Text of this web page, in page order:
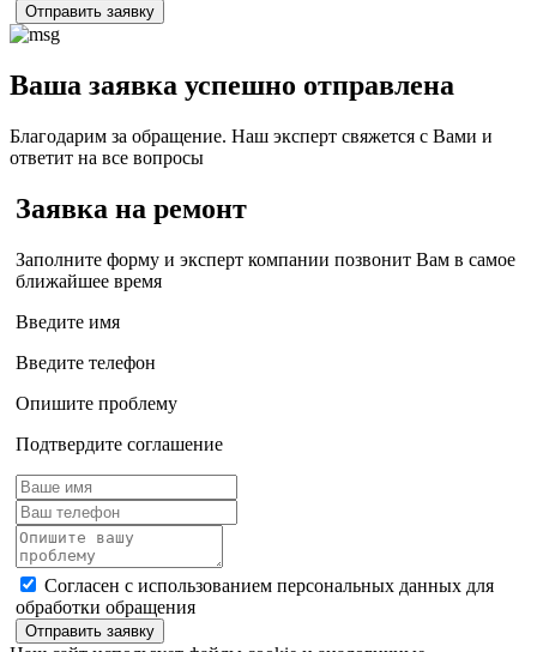
Отправить заявку
Ваша заявка успешно отправлена
Благодарим за обращение. Наш эксперт свяжется с Вами и
ответит на все вопросы
Заявка на ремонт
Заполните форму и эксперт компании позвонит Вам в самое
ближайшее время
Введите имя
Введите телефон
Опишите проблему
Подтвердите соглашение
Согласен с использованием персональных данных для
обработки обращения
Отправить заявку